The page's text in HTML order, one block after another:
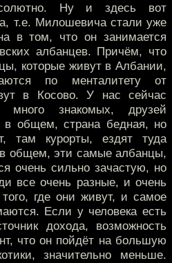
Ну и здесь вот
т.е. Милошевича стали уже
в том, что он занимается
албанцев. Причём, что
которые живут в Албании,
по менталитету от
в Косово. У нас сейчас
много знакомых, друзей
общем, страна бедная, но
там курорты, ездят туда
в общем, эти самые албанцы,
очень сильно зачастую, но
все очень разные, и очень
где они живут, и самое
Если у человека есть
дохода, возможность
что он пойдёт на большую
значительно меньше.